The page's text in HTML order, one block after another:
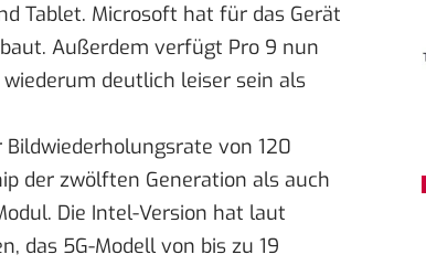
Tablet. Microsoft hat für das Gerät
Außerdem verfügt Pro 9 nun
deutlich leiser sein als
von 120
der zwölften Generation als auch
Die Intel-Version hat laut
das 5G-Modell von bis zu 19